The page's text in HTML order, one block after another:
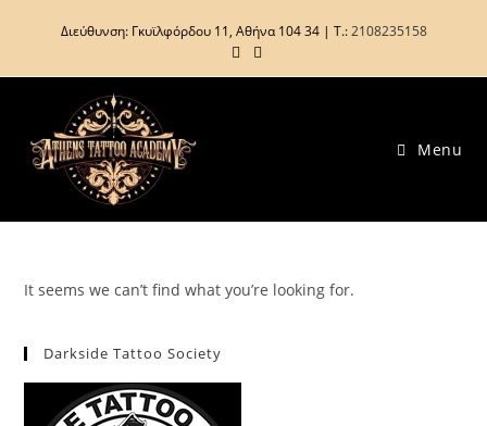
Διεύθυνση: Γκυϊλφόρδου 11, Αθήνα 104 34 | Τ.:2108235158
Menu
It seems we can’t find what you’re looking for.
Darkside Tattoo Society